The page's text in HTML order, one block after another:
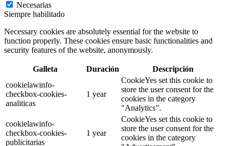
Necesarias
Siempre habilitado
Necessary cookies are absolutely essential for the website to
function properly. These cookies ensure basic functionalities and
security features of the website, anonymously.
Galleta Duración
Descripción
cookielawinfo-
checkbox-cookies-
analiticas
1 year
CookieYes set this cookie to
store the user consent for the
cookies in the category
"Analytics".
cookielawinfo-
checkbox-cookies-
publicitarias
1 year
CookieYes set this cookie to
store the user consent for the
cookies in the category